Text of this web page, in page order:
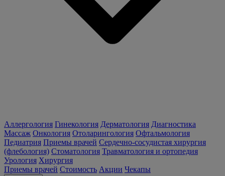
Аллергология Гинекология Дерматология Диагностика
Массаж Онкология Отоларингология Офтальмология
Педиатрия Приемы врачей Сердечно-сосудистая хирургия
(флебология) Стоматология Травматология и ортопедия
Урология Хирургия
Приемы врачей Стоимость Акции Чекапы